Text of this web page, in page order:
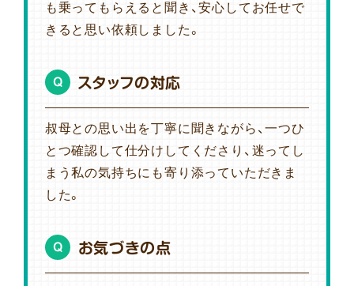
も乗ってもらえると聞き、安心してお任せで
きると思い依頼しました。
Q スタッフの対応
叔母との思い出を丁寧に聞きながら、一つひ
とつ確認して仕分けしてくださり、迷ってし
まう私の気持ちにも寄り添っていただきま
した。
Q お気づきの点